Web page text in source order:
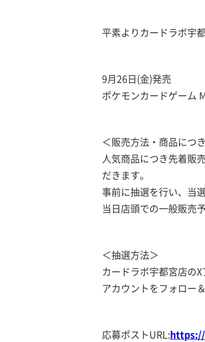
平素よりカードラボ宇
9月26日(金)発売
ポケモンカードゲーム
＜販売方法・商品につ
人気商品につき先着販
だきます。
事前に抽選を行い、当
当日店頭での一般販売
＜抽選方法＞
カードラボ宇都宮店の
アカウントをフォロー
応募ポストURL:https://